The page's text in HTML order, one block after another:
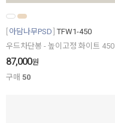
아담나무PSD TFW1-450
우드차단봉 - 높이고정 화이트 450
87,000원
구매 50